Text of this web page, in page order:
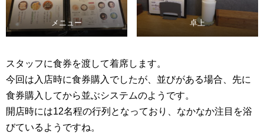
メニュー 卓上
スタッフに食券を渡して着席します。
今回は入店時に食券購入でしたが、並びがある場合、先に
食券購入してから並ぶシステムのようです。
開店時には12名程の行列となっており、なかなか注目を浴
びているようですね。